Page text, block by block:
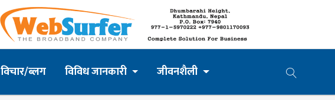
विचार/ब्लग विविध जानकारी जीवनशैली